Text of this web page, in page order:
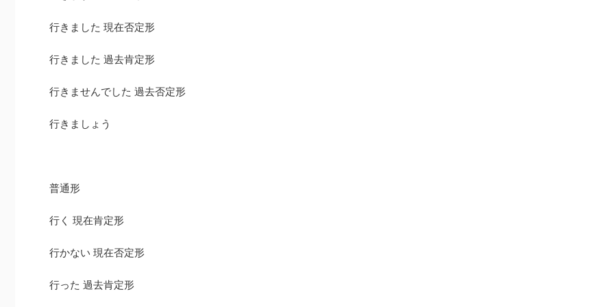
行きました 現在否定形
行きました 過去肯定形
行きませんでした 過去否定形
行きましょう
普通形
行く 現在肯定形
行かない 現在否定形
行った 過去肯定形